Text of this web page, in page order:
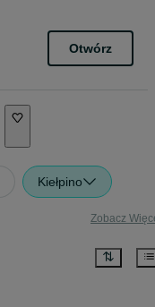
Otwórz
Kiełpino
Zobacz